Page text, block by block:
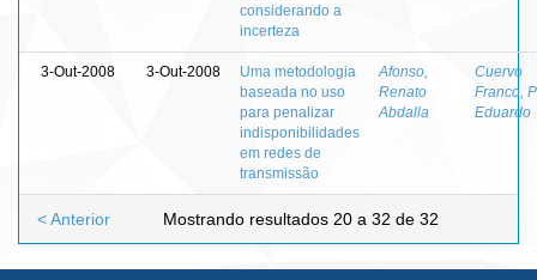
considerando a
incerteza
3-Out-2008 3-Out-2008
Uma metodologia
baseada no uso
para penalizar
indisponibilidades
em redes de
transmissão
Afonso,
Renato
Abdalla
Cuervo
Franco,
Eduardo
Mostrando resultados 20 a 32 de 32
< Anterior